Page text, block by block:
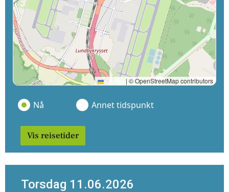
Leaflet | © OpenStreetMap contributors
Nå Annet tidspunkt
Vis reisetider
Torsdag 11.06.2026